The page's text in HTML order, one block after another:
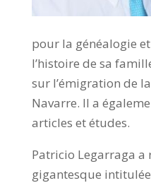
pour la généalogie
l’histoire de sa
sur l’émigration de
Navarre. Il a
articles et études.
Patricio Legarraga
gigantesque